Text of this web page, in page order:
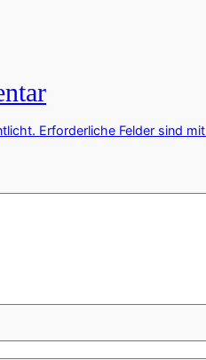
Erforderliche Felder sind mit